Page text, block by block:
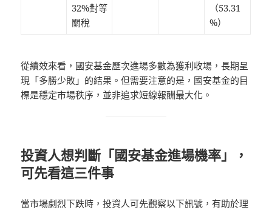
32%對等
關稅
（53.31
%）
從績效來看，國安基金歷次進場多數為獲利收場，長期呈
現「多勝少敗」的結果。但需要注意的是，國安基金的目
標是穩定市場秩序，並非追求短線報酬最大化。
投資人想判斷「國安基金進場機率」，
可先看這三件事
當市場劇烈下跌時，投資人可先觀察以下訊號，有助於理